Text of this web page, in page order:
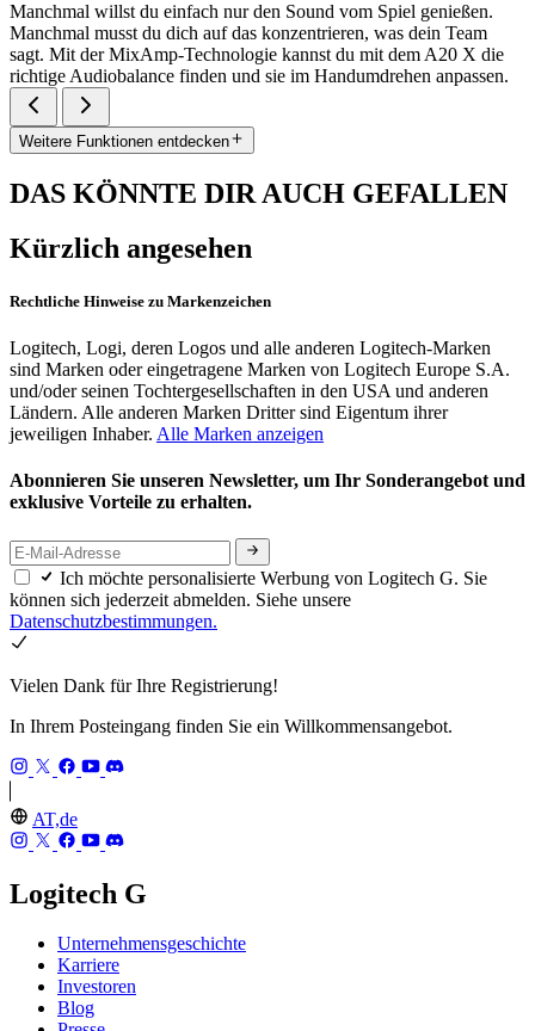
Manchmal willst du einfach nur den Sound vom Spiel genießen.
Manchmal musst du dich auf das konzentrieren, was dein Team
sagt. Mit der MixAmp-Technologie kannst du mit dem A20 X die
richtige Audiobalance finden und sie im Handumdrehen anpassen.
Weitere Funktionen entdecken
DAS KÖNNTE DIR AUCH GEFALLEN
Kürzlich angesehen
Rechtliche Hinweise zu Markenzeichen
Logitech, Logi, deren Logos und alle anderen Logitech-Marken
sind Marken oder eingetragene Marken von Logitech Europe S.A.
und/oder seinen Tochtergesellschaften in den USA und anderen
Ländern. Alle anderen Marken Dritter sind Eigentum ihrer
jeweiligen Inhaber. Alle Marken anzeigen
Abonnieren Sie unseren Newsletter, um Ihr Sonderangebot und
exklusive Vorteile zu erhalten.
Ich möchte personalisierte Werbung von Logitech G. Sie
können sich jederzeit abmelden. Siehe unsere
Datenschutzbestimmungen.
Vielen Dank für Ihre Registrierung!
In Ihrem Posteingang finden Sie ein Willkommensangebot.
AT,de
Logitech G
Unternehmensgeschichte
Karriere
Investoren
Blog